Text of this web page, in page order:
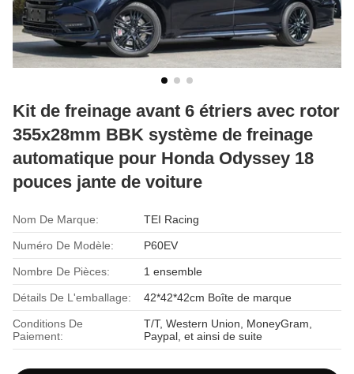
Kit de freinage avant 6 étriers avec rotor
355x28mm BBK système de freinage
automatique pour Honda Odyssey 18
pouces jante de voiture
Nom De Marque: TEI Racing
Numéro De Modèle: P60EV
Nombre De Pièces: 1 ensemble
Détails De L'emballage: 42*42*42cm Boîte de marque
Conditions De
Paiement:
T/T, Western Union, MoneyGram,
Paypal, et ainsi de suite